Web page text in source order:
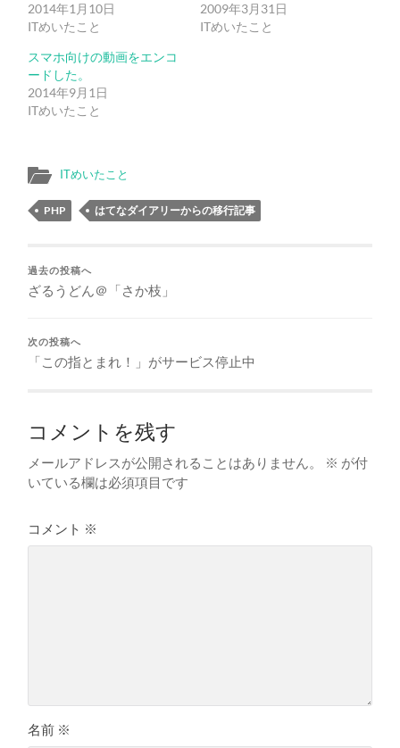
2014年1月10日
ITめいたこと
2009年3月31日
ITめいたこと
スマホ向けの動画をエンコ
ードした。
2014年9月1日
ITめいたこと
ITめいたこと
PHP はてなダイアリーからの移行記事
過去の投稿へ
ざるうどん＠「さか枝」
次の投稿へ
「この指とまれ！」がサービス停止中
コメントを残す
メールアドレスが公開されることはありません。 ※ が付
いている欄は必須項目です
コメント ※
名前 ※